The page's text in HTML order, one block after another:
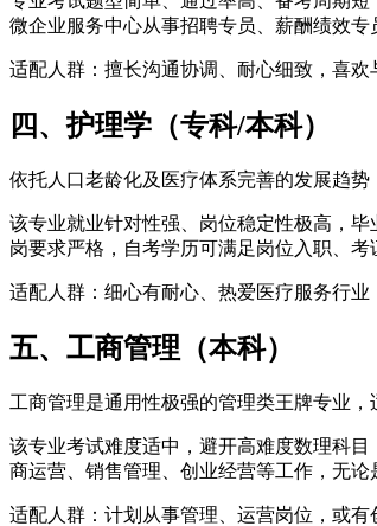
微企业服务中心从事招聘专员、薪酬绩效
适配人群：擅长沟通协调、耐心细致，喜欢
四、护理学（专科/本科）
依托人口老龄化及医疗体系完善的发展趋
该专业就业针对性强、岗位稳定性极高，
岗要求严格，自考学历可满足岗位入职、
适配人群：细心有耐心、热爱医疗服务行业
五、工商管理（本科）
工商管理是通用性极强的管理类王牌专业
该专业考试难度适中，避开高难度数理科
商运营、销售管理、创业经营等工作，无
适配人群：计划从事管理、运营岗位，或有